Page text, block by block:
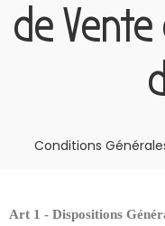
de
Conditions
Art 1 - Dispositions